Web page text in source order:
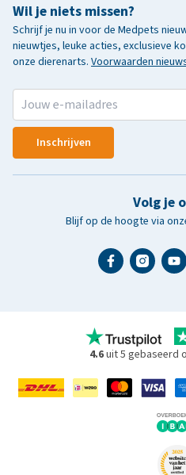
Wil je niets missen?
Schrijf je nu in voor de Medpets
nieuwtjes, leuke acties, exclusieve
onze dierenarts. Voorwaarden
Inschrijven
Volg je
Blijf op de hoogte via
4.6uit 5 gebaseerd